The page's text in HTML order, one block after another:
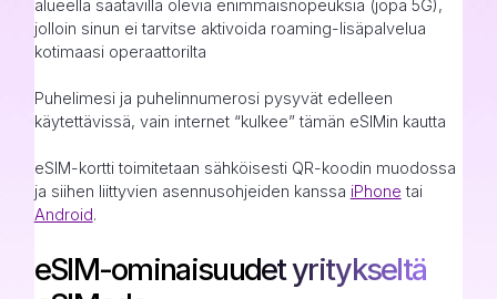
alueella saatavilla olevia enimmäisnopeuksia (jopa 5G),
jolloin sinun ei tarvitse aktivoida roaming-lisäpalvelua
kotimaasi operaattorilta
Puhelimesi ja puhelinnumerosi pysyvät edelleen
käytettävissä, vain internet “kulkee” tämän eSIMin kautta
eSIM-kortti toimitetaan sähköisesti QR-koodin muodossa
ja siihen liittyvien asennusohjeiden kanssa iPhone tai
Android.
eSIM-ominaisuudet yritykseltä